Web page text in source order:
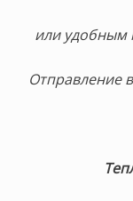
или удобным
Отправление